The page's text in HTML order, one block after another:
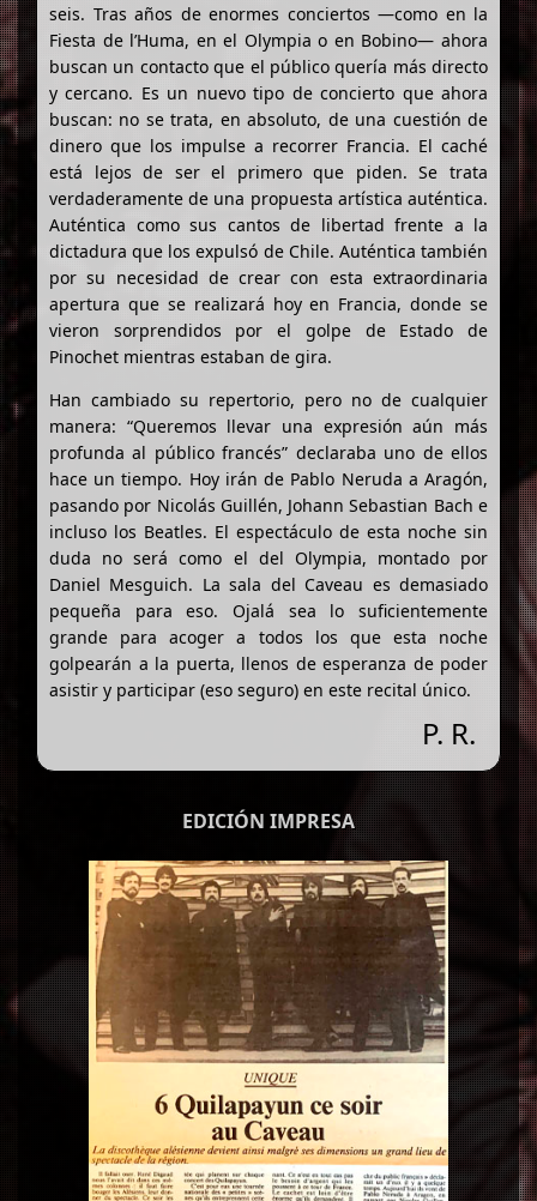
seis. Tras años de enormes conciertos —como en la
Fiesta de l’Huma, en el Olympia o en Bobino— ahora
buscan un contacto que el público quería más directo
y cercano. Es un nuevo tipo de concierto que ahora
buscan: no se trata, en absoluto, de una cuestión de
dinero que los impulse a recorrer Francia. El caché
está lejos de ser el primero que piden. Se trata
verdaderamente de una propuesta artística auténtica.
Auténtica como sus cantos de libertad frente a la
dictadura que los expulsó de Chile. Auténtica también
por su necesidad de crear con esta extraordinaria
apertura que se realizará hoy en Francia, donde se
vieron sorprendidos por el golpe de Estado de
Pinochet mientras estaban de gira.
Han cambiado su repertorio, pero no de cualquier
manera: “Queremos llevar una expresión aún más
profunda al público francés” declaraba uno de ellos
hace un tiempo. Hoy irán de Pablo Neruda a Aragón,
pasando por Nicolás Guillén, Johann Sebastian Bach e
incluso los Beatles. El espectáculo de esta noche sin
duda no será como el del Olympia, montado por
Daniel Mesguich. La sala del Caveau es demasiado
pequeña para eso. Ojalá sea lo suficientemente
grande para acoger a todos los que esta noche
golpearán a la puerta, llenos de esperanza de poder
asistir y participar (eso seguro) en este recital único.
P. R.
EDICIÓN IMPRESA